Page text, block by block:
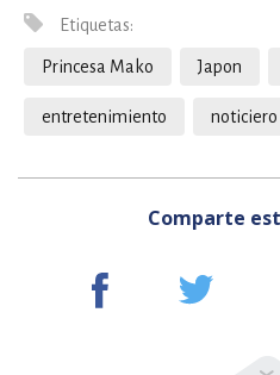
Etiquetas:
Princesa Mako Japon
entretenimiento noticiero
Comparte